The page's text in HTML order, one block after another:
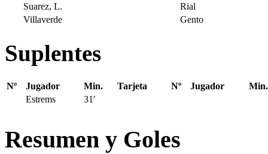
Suarez, L.
Rial
Villaverde
Gento
Suplentes
Nº Jugador Min. Tarjeta Nº Jugador
Min.
Estrems
31′
Resumen y Goles